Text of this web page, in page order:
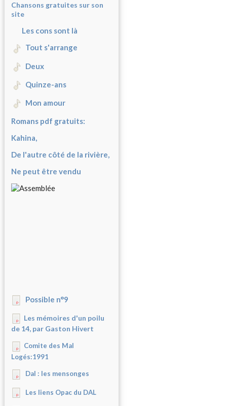
Chansons gratuites sur son
site
Les cons sont là
Tout s'arrange
Deux
Quinze-ans
Mon amour
Romans pdf gratuits:
Kahina,
De l'autre côté de la rivière,
Ne peut être vendu
Possible n°9
Les mémoires d'un poilu
de 14, par Gaston Hivert
Comite des Mal
Logés:1991
Dal : les mensonges
Les liens Opac du DAL